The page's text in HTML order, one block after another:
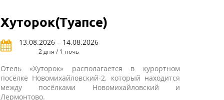
Номерной фонд представлен номерами категории
«Стандарт», «Делюкс» и «Семейный»
вместимости. В номере гостей ждут кровати,
журнальный стол, шкаф-купе, прикроватные
тумбочки, также к услугам постояльцев
предоставляются сплит-система, холодильник и
телевизор. Что касается санузла, который есть в
каждом номере, то он оснащается душем. Уборка
номеров проводится ежедневно. В стоимость
Хуторок(Туапсе)
13.08.2026 – 14.08.2026
2 дня / 1 ночь
Отель «Хуторок» располагается в курортном
посёлке Новомихайловский-2, который находится
между посёлками Новомихайловский и
Лермонтово.